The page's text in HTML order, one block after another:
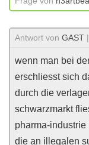
Antwort von GAST
wenn man bei
erschliesst sich
durch die
schwarzmarkt
pharma-
die an illegalen